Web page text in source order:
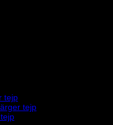
tejp
tejp